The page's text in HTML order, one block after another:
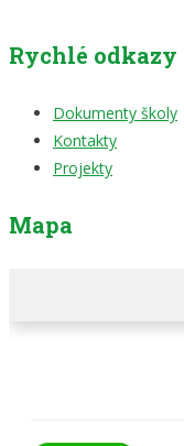
Rychlé odkazy
Dokumenty školy
Kontakty
Projekty
Mapa